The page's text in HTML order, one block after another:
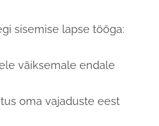
sisemise lapse tööga:
väiksemale endale
oma vajaduste eest